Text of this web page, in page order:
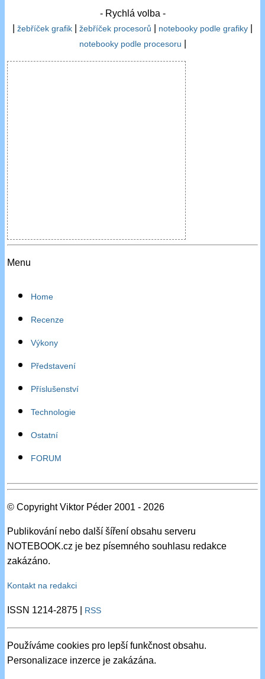
- Rychlá volba -
žebříček grafik žebříček procesorů notebooky podle grafiky
notebooky podle procesoru
Menu
Home
Recenze
Výkony
Představení
Příslušenství
Technologie
Ostatní
FORUM
© Copyright Viktor Péder 2001 - 2026
Publikování nebo další šíření obsahu serveru
NOTEBOOK.cz je bez písemného souhlasu redakce
zakázáno.
Kontakt na redakci
ISSN 1214-2875 | RSS
Používáme cookies pro lepší funkčnost obsahu.
Personalizace inzerce je zakázána.